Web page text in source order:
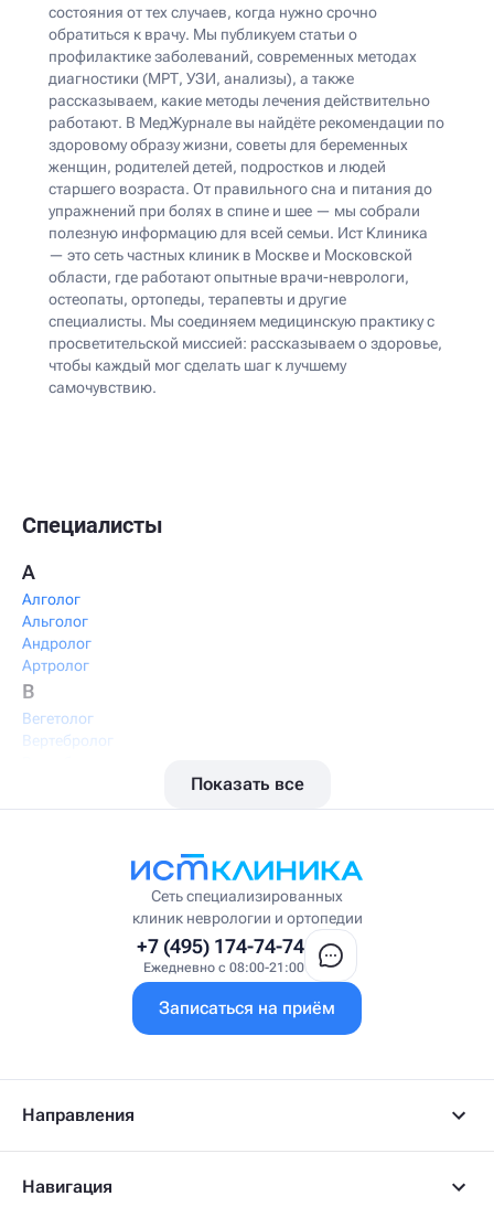
состояния от тех случаев, когда нужно срочно
обратиться к врачу. Мы публикуем статьи о
профилактике заболеваний, современных методах
диагностики (МРТ, УЗИ, анализы), а также
рассказываем, какие методы лечения действительно
работают. В МедЖурнале вы найдёте рекомендации по
здоровому образу жизни, советы для беременных
женщин, родителей детей, подростков и людей
старшего возраста. От правильного сна и питания до
упражнений при болях в спине и шее — мы собрали
полезную информацию для всей семьи. Ист Клиника
— это сеть частных клиник в Москве и Московской
области, где работают опытные врачи-неврологи,
остеопаты, ортопеды, терапевты и другие
специалисты. Мы соединяем медицинскую практику с
просветительской миссией: рассказываем о здоровье,
чтобы каждый мог сделать шаг к лучшему
самочувствию.
Специалисты
А
Алголог
Альголог
Андролог
Артролог
В
Вегетолог
Вертебролог
Висцеральный массажист
Врач интегративной медицины
Врач первичного приёма
Гастроэнтеролог-гепатолог
Гериатр
Гинеколог
Гирудолог
Показать все
Сеть специализированных
клиник неврологии и ортопедии
+7 (495) 174-74-74
Ежедневно с 08:00-21:00
Записаться на приём
Направления
Навигация